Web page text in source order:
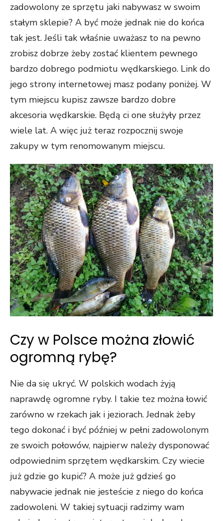
zadowolony ze sprzętu jaki nabywasz w swoim
stałym sklepie? A być może jednak nie do końca
tak jest. Jeśli tak właśnie uważasz to na pewno
zrobisz dobrze żeby zostać klientem pewnego
bardzo dobrego podmiotu wędkarskiego. Link do
jego strony internetowej masz podany poniżej. W
tym miejscu kupisz zawsze bardzo dobre
akcesoria wędkarskie. Będą ci one służyły przez
wiele lat. A więc już teraz rozpocznij swoje
zakupy w tym renomowanym miejscu.
Czy w Polsce można złowić
ogromną rybę?
Nie da się ukryć. W polskich wodach żyją
naprawdę ogromne ryby. I takie tez można łowić
zarówno w rzekach jak i jeziorach. Jednak żeby
tego dokonać i być później w pełni zadowolonym
ze swoich połowów, najpierw należy dysponować
odpowiednim sprzętem wędkarskim. Czy wiecie
już gdzie go kupić? A może już gdzieś go
nabywacie jednak nie jesteście z niego do końca
zadowoleni. W takiej sytuacji radzimy wam